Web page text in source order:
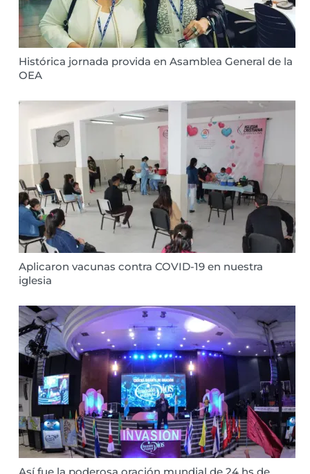
Histórica jornada provida en Asamblea General de la
OEA
Aplicaron vacunas contra COVID-19 en nuestra
iglesia
Así fue la poderosa oración mundial de 24 hs de